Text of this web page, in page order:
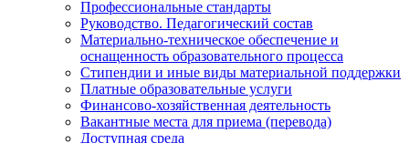
Профессиональные стандарты
Руководство. Педагогический состав
Материально-техническое обеспечение и
оснащенность образовательного процесса
Стипендии и иные виды материальной поддержки
Платные образовательные услуги
Финансово-хозяйственная деятельность
Вакантные места для приема (перевода)
Доступная среда